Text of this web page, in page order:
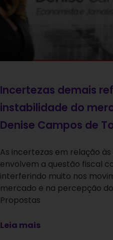
Incertezas demais
instabilidade do
Denise Campos de
As incertezas em relação
envolvem a questão fiscal
interferindo muito nos
mercado e na percepção
Propostas
Leia mais